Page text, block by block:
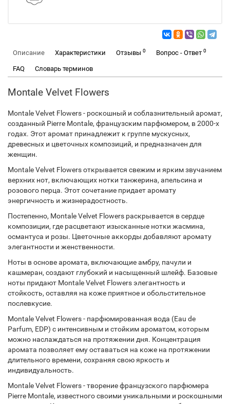
Описание Характеристики Отзывы 0 Вопрос - Ответ 0
FAQ Словарь терминов
Montale Velvet Flowers
Montale Velvet Flowers - роскошный и соблазнительный аромат,
созданный Pierre Montale, французским парфюмером, в 2000-х
годах. Этот аромат принадлежит к группе мускусных,
древесных и цветочных композиций, и предназначен для
женщин.
Montale Velvet Flowers открывается свежим и ярким звучанием
верхних нот, включающих нотки танжерина, апельсина и
розового перца. Этот сочетание придает аромату
энергичность и жизнерадостность.
Постепенно, Montale Velvet Flowers раскрывается в сердце
композиции, где расцветают изысканные нотки жасмина,
османтуса и розы. Цветочные аккорды добавляют аромату
элегантности и женственности.
Ноты в основе аромата, включающие амбру, пачули и
кашмеран, создают глубокий и насыщенный шлейф. Базовые
ноты придают Montale Velvet Flowers элегантность и
стойкость, оставляя на коже приятное и обольстительное
послевкусие.
Montale Velvet Flowers - парфюмированная вода (Eau de
Parfum, EDP) с интенсивным и стойким ароматом, которым
можно наслаждаться на протяжении дня. Концентрация
аромата позволяет ему оставаться на коже на протяжении
длительного времени, сохраняя свою яркость и
индивидуальность.
Montale Velvet Flowers - творение французского парфюмера
Pierre Montale, известного своими уникальными и роскошными